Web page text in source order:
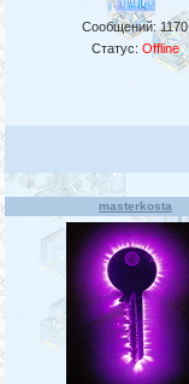
Сообщений:1170
Статус: Offline
masterkosta